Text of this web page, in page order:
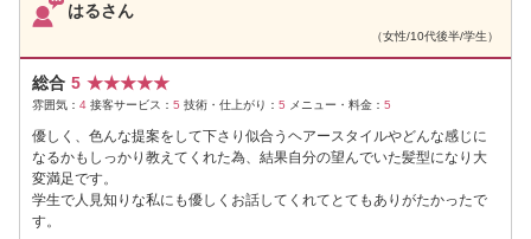
はるさん
（女性/10代後半/学生）
総合 5 ★★★★★
雰囲気： 4 接客サービス： 5 技術・仕上がり： 5 メニュー・料金： 5
優しく、色んな提案をして下さり似合うヘアースタイルやどんな感じに
なるかもしっかり教えてくれた為、結果自分の望んでいた髪型になり大
変満足です。
学生で人見知りな私にも優しくお話してくれてとてもありがたかったで
す。